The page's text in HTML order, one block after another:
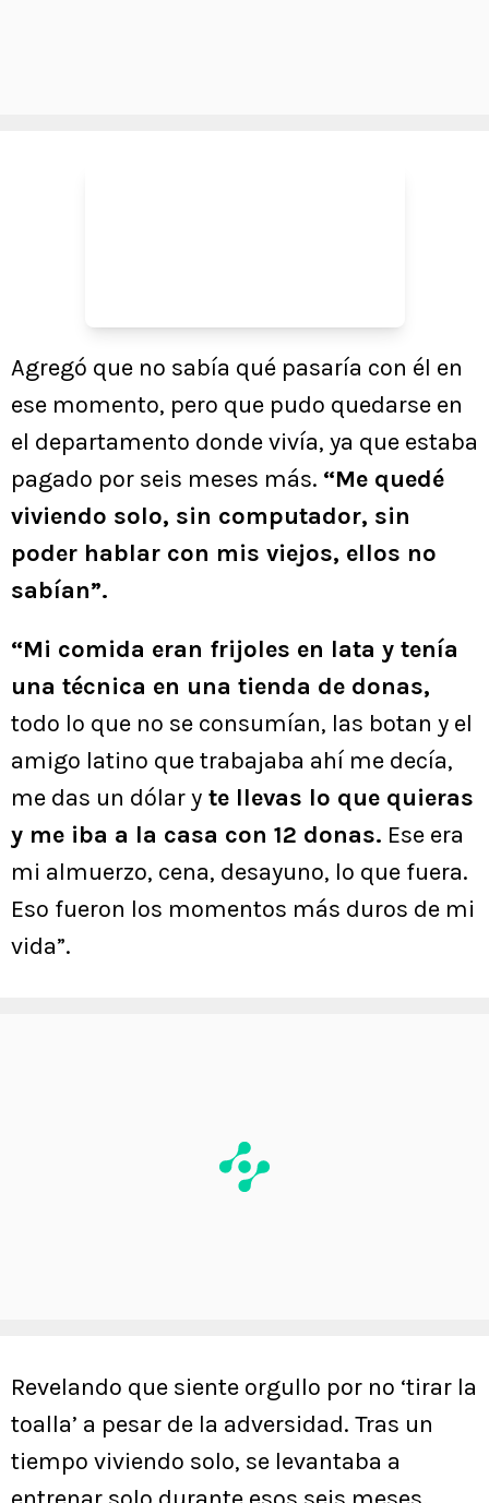
Agregó que no sabía qué pasaría con él en
ese momento, pero que pudo quedarse en
el departamento donde vivía, ya que estaba
pagado por seis meses más. “Me quedé
viviendo solo, sin computador, sin
poder hablar con mis viejos, ellos no
sabían”.
“Mi comida eran frijoles en lata y tenía
una técnica en una tienda de donas,
todo lo que no se consumían, las botan y el
amigo latino que trabajaba ahí me decía,
me das un dólar y te llevas lo que quieras
y me iba a la casa con 12 donas. Ese era
mi almuerzo, cena, desayuno, lo que fuera.
Eso fueron los momentos más duros de mi
vida”.
Revelando que siente orgullo por no ‘tirar la
toalla’ a pesar de la adversidad. Tras un
tiempo viviendo solo, se levantaba a